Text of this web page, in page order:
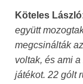
Köteles
együtt
megcsinálták
voltak, és ami
játékot. 22 gólt